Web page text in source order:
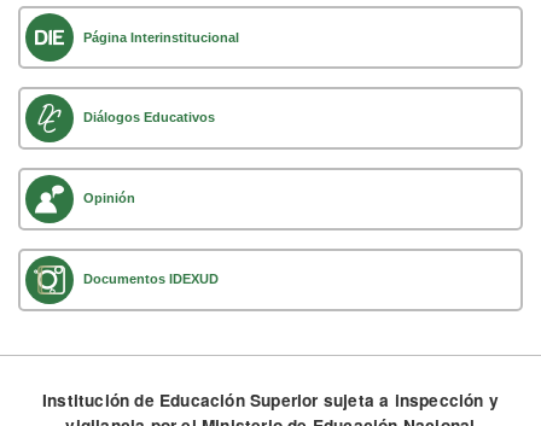
Página Interinstitucional
Diálogos Educativos
Opinión
Documentos IDEXUD
Institución de Educación Superior sujeta a inspección y